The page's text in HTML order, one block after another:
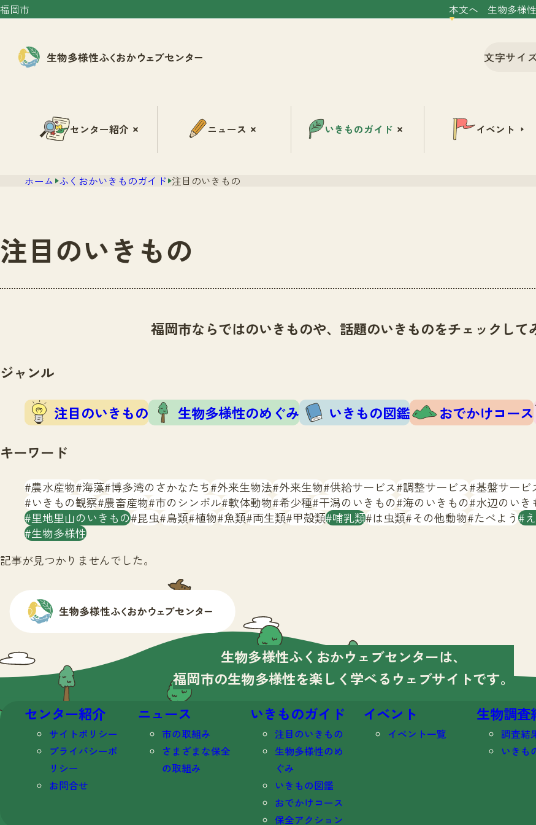
福岡市 本文へ 生物多様
文字サイ
センター紹介 ニュース いきものガイド イベント
ホーム ふくおかいきものガイド 注目のいきもの
注目のいきもの
福岡市ならではのいきものや、話題のいきものをチェックして
ジャンル
注目のいきもの 生物多様性のめぐみ いきもの図鑑 おでかけコース
キーワード
農水産物 海藻 博多湾のさかなたち 外来生物法 外来生物 供給サービス 調整サービス 基盤サービ
いきもの観察 農畜産物 市のシンボル 軟体動物 希少種 干潟のいきもの 海のいきもの 水辺のいき
里地里山のいきもの 昆虫 鳥類 植物 魚類 両生類 甲殻類 哺乳類 は虫類 その他動物 たべよう
生物多様性
記事が見つかりませんでした。
生物多様性ふくおかウェブセンターは、
福岡市の生物多様性を楽しく学べる ウェブサイトです。
センター紹介
サイトポリシー
プライバシーポ
リシー
お問合せ
ニュース
市の取組み
さまざまな保全
の取組み
いきものガイド
注目のいきもの
生物多様性のめ
ぐみ
いきもの図鑑
おでかけコース
保全アクション
イベント
イベント一覧
生物調査
調査結
いきも